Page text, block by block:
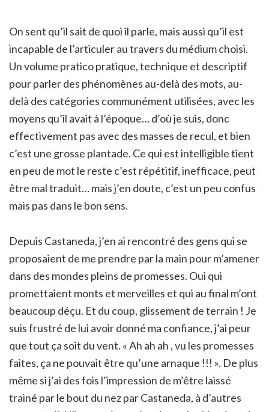
On sent qu’il sait de quoi il parle, mais aussi qu’il est
incapable de l’articuler au travers du médium choisi.
Un volume pratico pratique, technique et descriptif
pour parler des phénomènes au-delà des mots, au-
delà des catégories communément utilisées, avec les
moyens qu’il avait à l’époque… d’où je suis, donc
effectivement pas avec des masses de recul, et bien
c’est une grosse plantade. Ce qui est intelligible tient
en peu de mot le reste c’est répétitif, inefficace, peut
être mal traduit… mais j’en doute, c’est un peu confus
mais pas dans le bon sens.
Depuis Castaneda, j’en ai rencontré des gens qui se
proposaient de me prendre par la main pour m’amener
dans des mondes pleins de promesses. Oui qui
promettaient monts et merveilles et qui au final m’ont
beaucoup déçu. Et du coup, glissement de terrain ! Je
suis frustré de lui avoir donné ma confiance, j’ai peur
que tout ça soit du vent. « Ah ah ah , vu les promesses
faites, ça ne pouvait être qu’une arnaque !!! ». De plus
même si j’ai des fois l’impression de m’être laissé
trainé par le bout du nez par Castaneda, à d’autres